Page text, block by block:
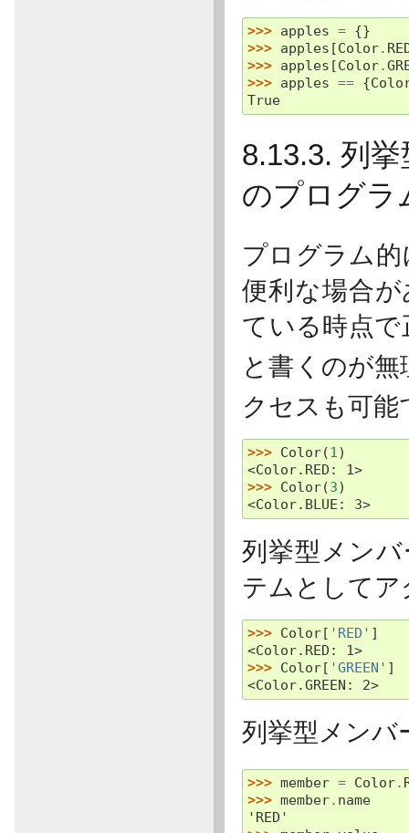
>>> apples = {}
>>> apples [Color.
>>> apples [Color.
>>> apples == {
True
8.13.3. 列
のプログラ
プログラム
便利な場合
ている時点
と書くのが
クセスも可能
>>> Color(1)
<Color.RED: 1>
>>> Color(3)
<Color.BLUE: 3>
列挙型メン
テムとして
>>> Color [ 'RED' ]
<Color.RED: 1>
>>> Color [ 'GREEN' ]
<Color.GREEN: 2>
列挙型メン
>>> member = Color.
>>> member. name
'RED'